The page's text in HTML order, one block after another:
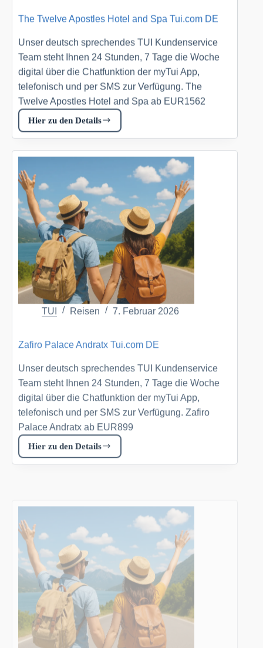
The Twelve Apostles Hotel and Spa Tui.com DE
Unser deutsch sprechendes TUI Kundenservice
Team steht Ihnen 24 Stunden, 7 Tage die Woche
digital über die Chatfunktion der myTui App,
telefonisch und per SMS zur Verfügung. The
Twelve Apostles Hotel and Spa ab EUR1562
Hier zu den Details
The
Twelve
Apostles
and
Spa
Tui.com
DE
TUI Reisen 7. Februar 2026
Team steht Ihnen 24 Stunden, 7 Tage die Woche
digital über die Chatfunktion der myTui App,
telefonisch und per SMS zur Verfügung. Zafiro
Palace Andratx ab EUR899
Hier zu den Details
Zafiro
Palace
TUI Reisen 7. Februar 2026